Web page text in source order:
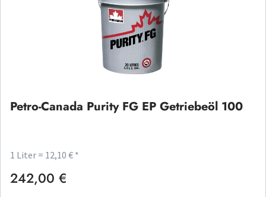
Petro-Canada Purity FG EP Getriebeöl 100
1 Liter = 12,10 € *
Regulärer Preis:
242,00 €